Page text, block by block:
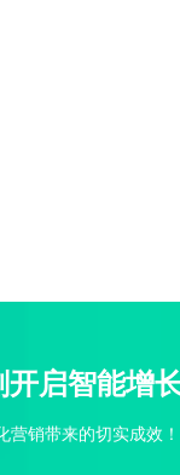
启智能增
销带来的切实成效！